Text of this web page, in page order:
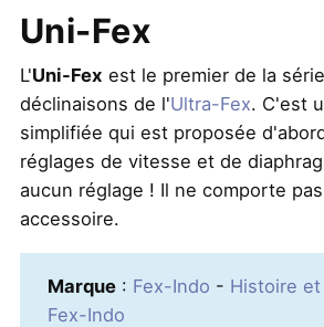
Uni-Fex
L'Uni-Fex est le premier de la
déclinaisons de l'Ultra-Fex. C'est
simplifiée qui est proposée
réglages de vitesse et de
aucun réglage ! Il ne comporte
accessoire.
Marque: Fex-Indo - Histoire
Fex-Indo